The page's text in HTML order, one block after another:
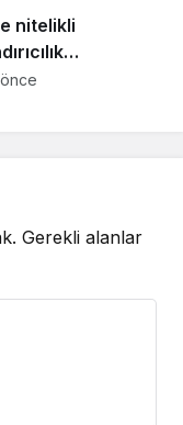
nitelikli
Gerekli alanlar